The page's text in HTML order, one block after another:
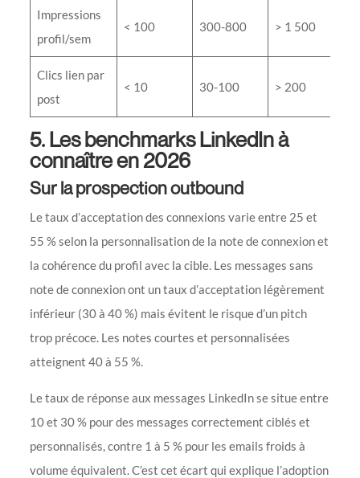
Impressions
profil/sem
< 100 300-800 > 1 500
Clics lien par
post
< 10 30-100 > 200
5. Les benchmarks LinkedIn à
connaître en 2026
Sur la prospection outbound
Le taux d’acceptation des connexions varie entre 25 et
55 % selon la personnalisation de la note de connexion et
la cohérence du profil avec la cible. Les messages sans
note de connexion ont un taux d’acceptation légèrement
inférieur (30 à 40 %) mais évitent le risque d’un pitch
trop précoce. Les notes courtes et personnalisées
atteignent 40 à 55 %.
Le taux de réponse aux messages LinkedIn se situe entre
10 et 30 % pour des messages correctement ciblés et
personnalisés, contre 1 à 5 % pour les emails froids à
volume équivalent. C’est cet écart qui explique l’adoption